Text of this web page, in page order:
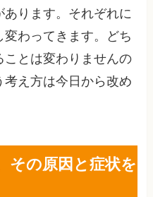
ります。それぞれに
わってきます。どち
ことは変わりませんの
え方は今日から改め
その原因と症状を